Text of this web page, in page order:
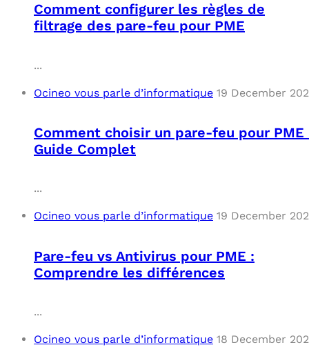
Comment configurer les règles de
filtrage des pare-feu pour PME
...
Ocineo vous parle d’informatique 19 December
Comment choisir un pare-feu pour PME
Guide Complet
...
Ocineo vous parle d’informatique 19 December
Pare-feu vs Antivirus pour PME :
Comprendre les différences
...
Ocineo vous parle d’informatique 18 December